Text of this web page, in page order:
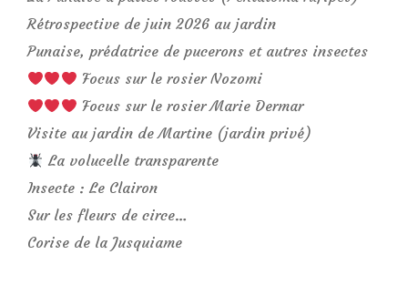
Rétrospective de juin 2026 au jardin
Punaise, prédatrice de pucerons et autres insectes
Focus sur le rosier Nozomi
Focus sur le rosier Marie Dermar
Visite au jardin de Martine (jardin privé)
La volucelle transparente
Insecte : Le Clairon
Sur les fleurs de circe…
Corise de la Jusquiame